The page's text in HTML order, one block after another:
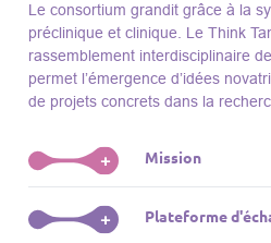
Le consortium grandit grâce à la
préclinique et clinique. Le Think
rassemblement interdisciplinaire
permet l’émergence d’idées
de projets concrets dans la
+ Mission
Le Think Tank initie des projets,
R&D, identifie des porteurs et
+ Plateforme